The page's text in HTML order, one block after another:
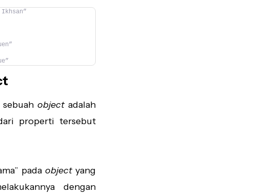
objectadalah
properti tersebut
pada objectyang
dengan